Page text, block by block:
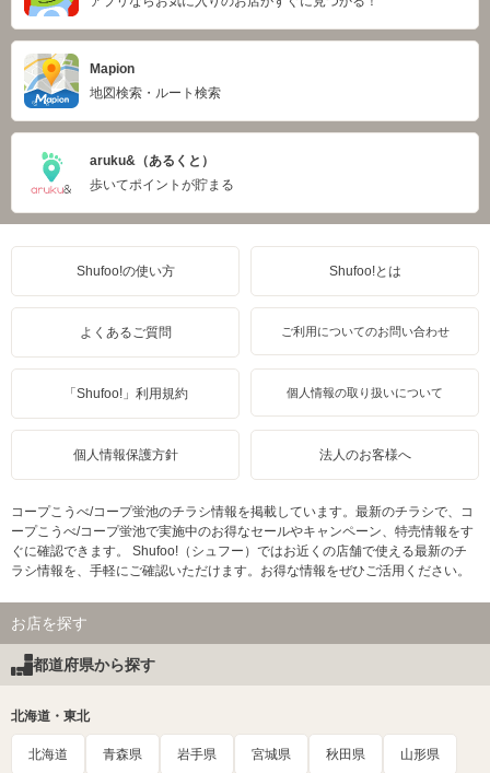
Mapion
地図検索・ルート検索
aruku&（あるくと）
歩いてポイントが貯まる
Shufoo!の使い方 Shufoo!とは
よくあるご質問 ご利用についてのお問い合わせ
「Shufoo!」利用規約 個人情報の取り扱いについて
個人情報保護方針 法人のお客様へ
コープこうべ/コープ蛍池のチラシ情報を掲載しています。最新のチラシで、コ
ープこうべ/コープ蛍池で実施中のお得なセールやキャンペーン、特売情報をす
ぐに確認できます。 Shufoo!（シュフー）ではお近くの店舗で使える最新のチ
ラシ情報を、手軽にご確認いただけます。お得な情報をぜひご活用ください。
お店を探す
都道府県から探す
北海道・東北
北海道 青森県 岩手県 宮城県 秋田県 山形県